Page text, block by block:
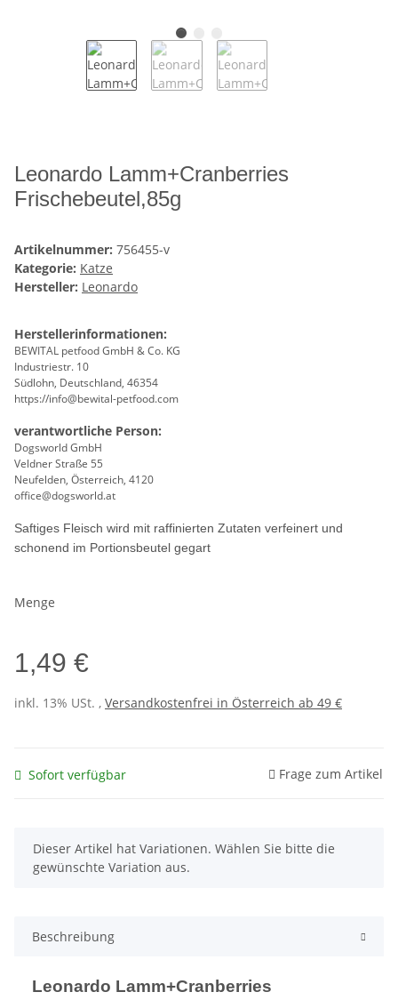
Leonardo Lamm+Cranberries
Frischebeutel,85g
Artikelnummer: 756455-v
Kategorie: Katze
Hersteller: Leonardo
Herstellerinformationen:
BEWITAL petfood GmbH & Co. KG
Industriestr. 10
Südlohn, Deutschland, 46354
https://info@bewital-petfood.com
verantwortliche Person:
Dogsworld GmbH
Veldner Straße 55
Neufelden, Österreich, 4120
office@dogsworld.at
Saftiges Fleisch wird mit raffinierten Zutaten verfeinert und
schonend im Portionsbeutel gegart
Menge
1,49 €
inkl. 13% USt. , Versandkostenfrei in Österreich ab 49 €
Sofort verfügbar Frage zum Artikel
x
Dieser Artikel hat Variationen. Wählen Sie bitte die
gewünschte Variation aus.
Beschreibung
Leonardo Lamm+Cranberries